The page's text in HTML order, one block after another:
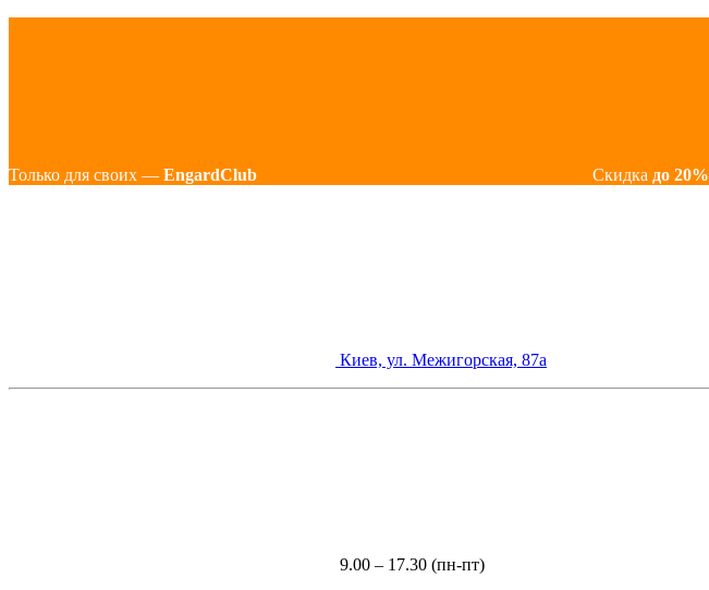
Только для своих — EngardClub Скидка до 20%
Киев, ул. Межигорская, 87а
9.00 – 17.30 (пн-пт)